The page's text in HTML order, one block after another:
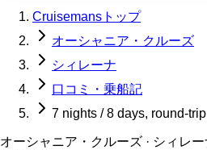
Cruisemansトップ
オーシャニア・クルーズ
シィレーナ
口コミ・乗船記
7 nights / 8 days, round-
オーシャニア・クルーズ · シィレー